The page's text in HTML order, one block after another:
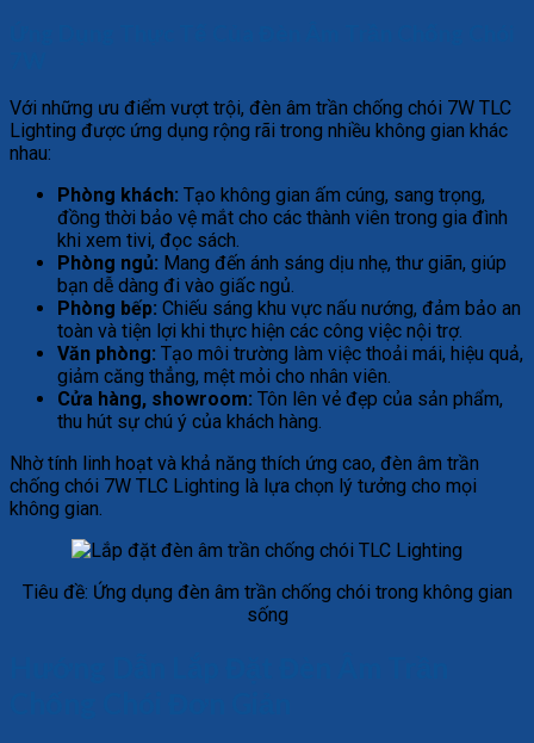
Với những ưu điểm vượt trội, đèn âm trần chống chói 7W TLC
Lighting được ứng dụng rộng rãi trong nhiều không gian khác
nhau:
Phòng khách: Tạo không gian ấm cúng, sang trọng,
đồng thời bảo vệ mắt cho các thành viên trong gia đình
khi xem tivi, đọc sách.
Phòng ngủ: Mang đến ánh sáng dịu nhẹ, thư giãn, giúp
bạn dễ dàng đi vào giấc ngủ.
Phòng bếp: Chiếu sáng khu vực nấu nướng, đảm bảo an
toàn và tiện lợi khi thực hiện các công việc nội trợ.
Văn phòng: Tạo môi trường làm việc thoải mái, hiệu quả,
giảm căng thẳng, mệt mỏi cho nhân viên.
Cửa hàng, showroom: Tôn lên vẻ đẹp của sản phẩm,
thu hút sự chú ý của khách hàng.
Nhờ tính linh hoạt và khả năng thích ứng cao, đèn âm trần
chống chói 7W TLC Lighting là lựa chọn lý tưởng cho mọi
không gian.
Tiêu đề: Ứng dụng đèn âm trần chống chói trong không gian
sống